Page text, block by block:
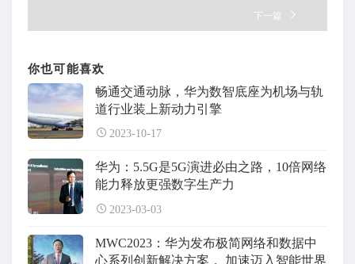
下一篇
你也可能喜欢
畅通交通动脉，华为数智底座为机场与轨
道行业装上新动力引擎
2023-10-17
华为：5.5G是5G演进必由之路，10倍网络
能力释放更强数字生产力
2023-03-03
MWC2023：华为发布极简网络和数据中
心系列创新解决方案， 加速迈入智能世界